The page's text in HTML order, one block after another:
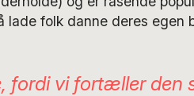
folk danne deres egen
fordi vi fortæller den